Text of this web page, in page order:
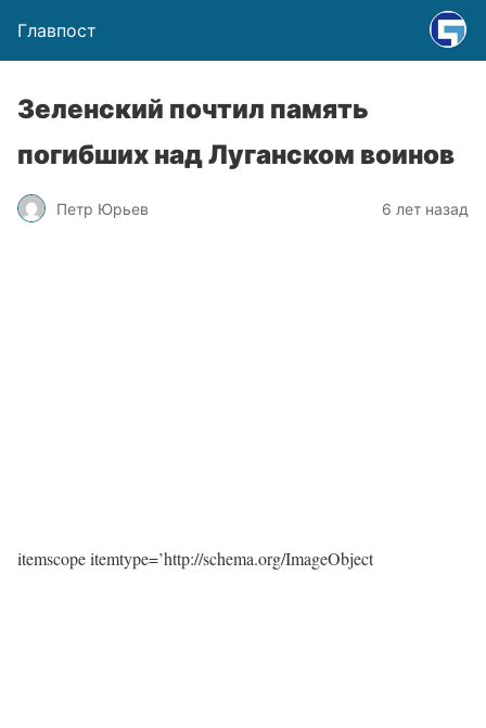
Главпост
Зеленский почтил память
погибших над Луганском воинов
Петр Юрьев 6 лет назад
itemscope itemtype=’http://schema.org/ImageObject